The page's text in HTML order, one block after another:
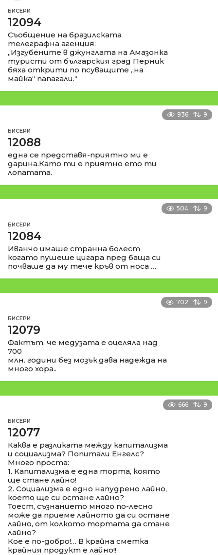
БИСЕРИ
12094
Съобщение на бразилската
телеграфна агенция:
„Изгубените в джунглата на Амазонка
туристи от българския град Перник
бяха открити по псуващите „на
майка“ папагали.“
936 9
БИСЕРИ
12088
една се представя-приятно ми е
дарина.Като ти е приятно ето ти
лопатата.
504 9
БИСЕРИ
12084
Иванчо имаше странна болест
когато пушеше цигара пред баща си
почваше да му тече кръв от носа …
702 9
БИСЕРИ
12079
Фактът, че медузата е оцеляла над
700
млн. години без мозък,дава надежда на
много хора..
666 9
БИСЕРИ
12077
Каква е разликата между капитализма
и социализма? Попитали Енгелс?
Много проста:
1. Капитализма е една торта, която
ще стане лайно!
2. Социализма е едно напудрено лайно,
което ще си остане лайно?
Тоест, съзнанието много по-лесно
може да приеме лайното да си остане
лайно, от колкото тортата да стане
лайно?
Кое е по-добро!… В крайна сметка
крайния продукт е лайно!!